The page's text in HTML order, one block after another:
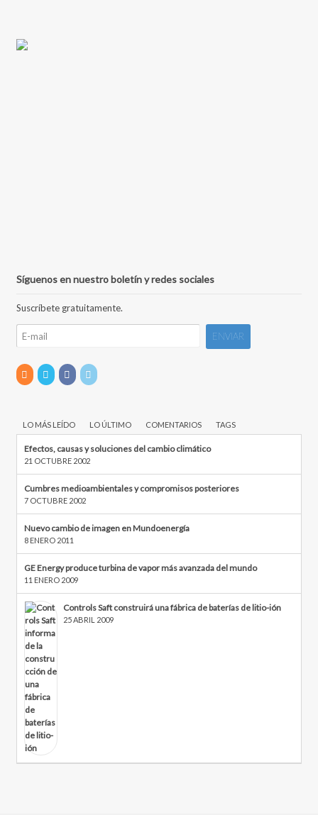
Síguenos en nuestro boletín y redes sociales
Suscríbete gratuitamente.
LO MÁS LEÍDO LO ÚLTIMO COMENTARIOS TAGS
Efectos, causas y soluciones del cambio climático
21 OCTUBRE 2002
Cumbres medioambientales y compromisos posteriores
7 OCTUBRE 2002
Nuevo cambio de imagen en Mundoenergía
8 ENERO 2011
GE Energy produce turbina de vapor más avanzada del mundo
11 ENERO 2009
Controls Saft construirá una fábrica de baterías de litio-ión
25 ABRIL 2009